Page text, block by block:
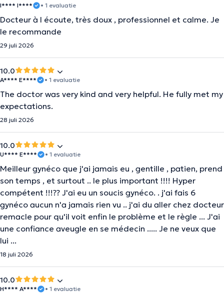
I**** I**** • 1 evaluatie
Docteur à l écoute, très doux , professionnel et calme. Je
le recommande
29 juli 2026
10.0
A**** E**** • 1 evaluatie
The doctor was very kind and very helpful. He fully met my
expectations.
28 juli 2026
10.0
U**** E**** • 1 evaluatie
Meilleur gynéco que j'ai jamais eu , gentille , patien, prend
son temps , et surtout .. le plus important !!!! Hyper
compétent !!!?? J'ai eu un soucis gynéco. . j'ai fais 6
gynéco aucun n'a jamais rien vu .. j'ai du aller chez docteur
remacle pour qu'il voit enfin le problème et le règle ... J'ai
une confiance aveugle en se médecin ..... Je ne veux que
lui ...
18 juli 2026
10.0
H**** A**** • 1 evaluatie